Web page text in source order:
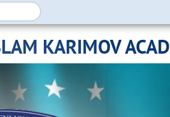
KARIMOV